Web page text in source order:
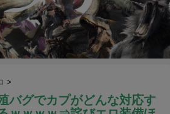
>
バグでカプがどんな対応す